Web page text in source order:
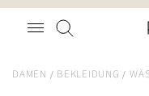
Zum
Inhalt
Suche
DAMEN BEKLEIDUNG